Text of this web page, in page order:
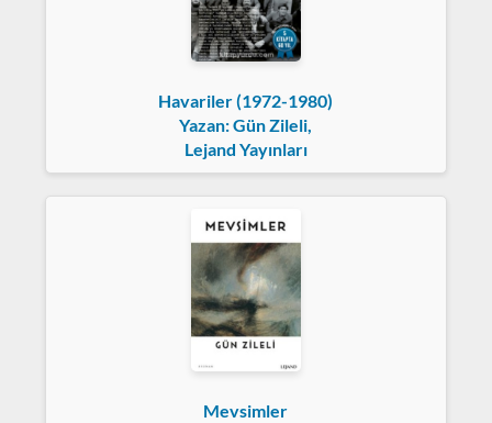
Havariler (1972-1980)
Yazan: Gün Zileli,
Lejand Yayınları
Mevsimler